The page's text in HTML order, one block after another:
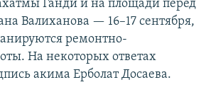
Ганди и на площади перед
Валиханова — 16–17 сентября,
ремонтно-
На некоторых ответах
акима Ерболат Досаева.